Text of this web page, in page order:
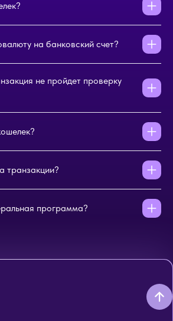
на банковский счет?
не пройдет проверку
транзакции?
программа?